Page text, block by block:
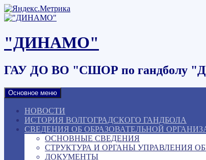
Наверх
"ДИНАМО"
ГАУ ДО ВО "СШОР по гандболу
Основное меню
НОВОСТИ
ИСТОРИЯ ВОЛГОГРАДСКОГО ГАНДБОЛА
СВЕДЕНИЯ ОБ ОБРАЗОВАТЕЛЬНОЙ
ОСНОВНЫЕ СВЕДЕНИЯ
СТРУКТУРА И ОРГАНЫ УПРАВЛЕНИЯ
ДОКУМЕНТЫ